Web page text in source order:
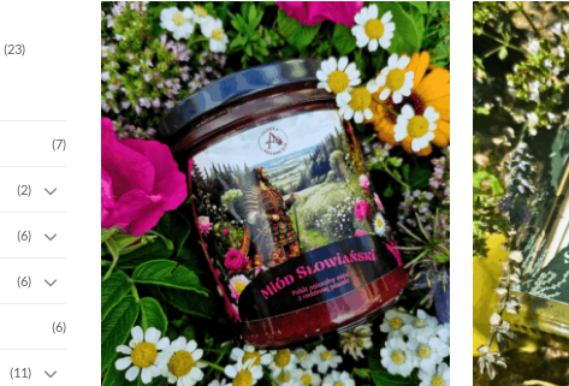
(23)
(7)
(2)
(6)
(6)
(6)
(11)